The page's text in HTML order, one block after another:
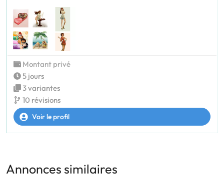
Montant privé
5 jours
3 variantes
10 révisions
Voir le profil
Annonces similaires